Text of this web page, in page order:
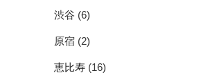
渋谷 (6)
原宿 (2)
恵比寿 (16)